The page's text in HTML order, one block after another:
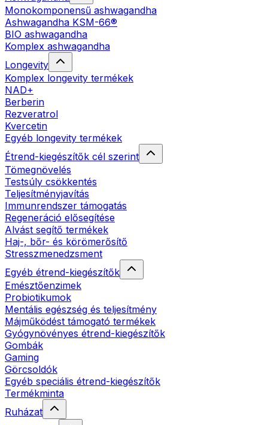
Monokomponensű ashwagandha
Ashwagandha KSM-66®
BIO ashwagandha
Komplex ashwagandha
Longevity
Komplex longevity termékek
NAD+
Berberin
Rezveratrol
Kvercetin
Egyéb longevity termékek
Étrend-kiegészítők cél szerint
Tömegnövelés
Testsúly csökkentés
Teljesítményjavítás
Immunrendszer támogatás
Regeneráció elősegítése
Alvást segítő termékek
Haj-, bőr- és körömerősítő
Stresszmenedzsment
Egyéb étrend-kiegészítők
Emésztőenzimek
Probiotikumok
Mentális egészség és teljesítmény
Májműködést támogató termékek
Gyógynövényes étrend-kiegészítők
Gombák
Gaming
Görcsoldók
Egyéb speciális étrend-kiegészítők
Termékminta
Ruházat